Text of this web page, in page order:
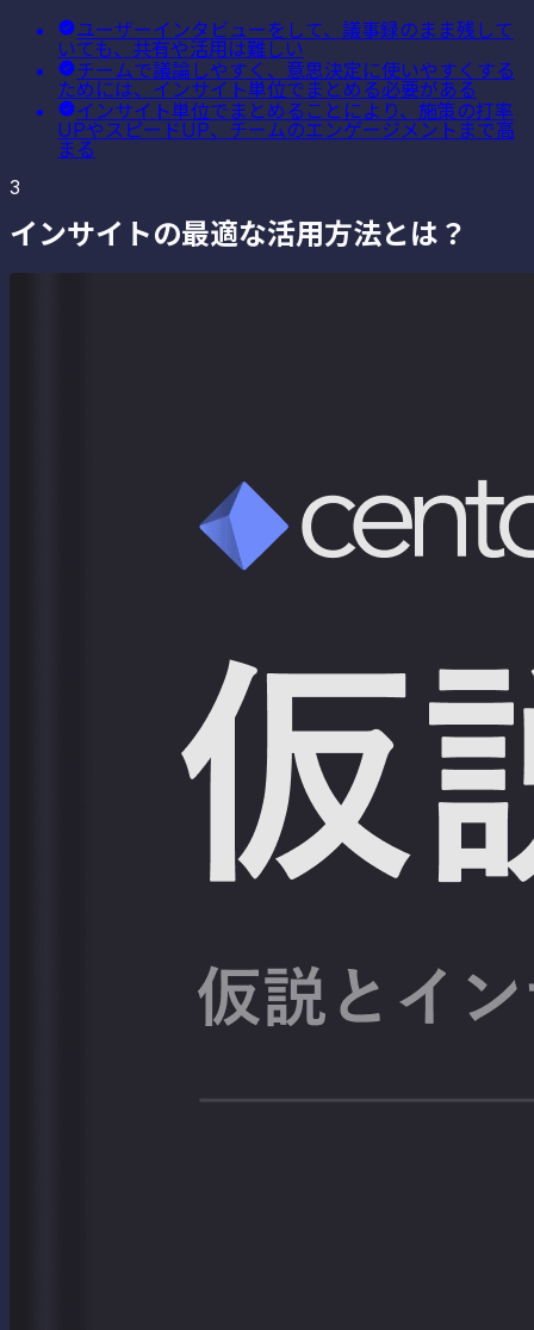
ユーザーインタビューをして、議事録のまま残して
いても、共有や活用は難しい
チームで議論しやすく、意思決定に使いやすくする
ためには、インサイト単位でまとめる必要がある
インサイト単位でまとめることにより、施策の打率
UPやスピードUP、チームのエンゲージメントまで高
まる
3
インサイトの最適な活用方法とは？